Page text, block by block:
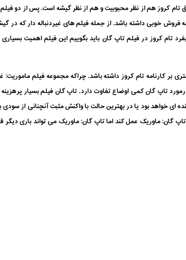
تام کروز هم از نظر محبوبیت و هم از نظر گیشه است. پس از دو
خوبی داشته باشد. از جمله فیلم های غیردنباله دار که در
تام کروز در فیلم تاپ گان باید بگوییم این فیلم اهمیت
بر کارنامه تام کروز داشته باشد. چراکه مجموعه فیلم
تاپ گان کمی اوضاع تفاوت دارد. تاپ گان فیلم بسیار
ای خواهد بود یا در بهترین حالت با واکنش مثبت آنچنانی از سودی
غیرممکن ۷ در گیشه بتواند بسیار بهتر از تاپ گان: ماوریک عمل کند اما تاپ گان: ماوریک می